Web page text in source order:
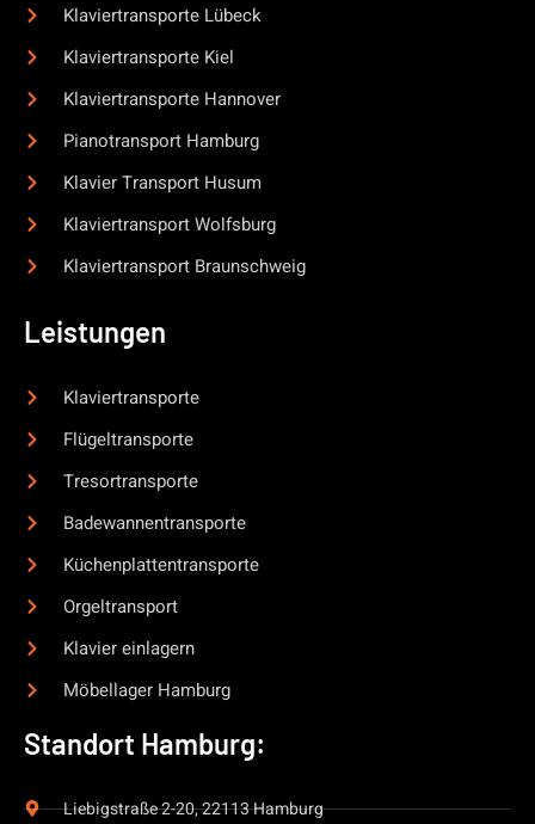
Klaviertransporte Lübeck
Klaviertransporte Kiel
Klaviertransporte Hannover
Pianotransport Hamburg
Klavier Transport Husum
Klaviertransport Wolfsburg
Klaviertransport Braunschweig
Leistungen
Klaviertransporte
Flügeltransporte
Tresortransporte
Badewannentransporte
Küchenplattentransporte
Orgeltransport
Klavier einlagern
Möbellager Hamburg
Standort Hamburg:
Liebigstraße 2-20, 22113 Hamburg